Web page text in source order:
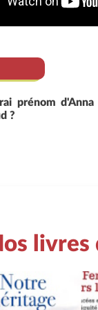
prénom
?
livres